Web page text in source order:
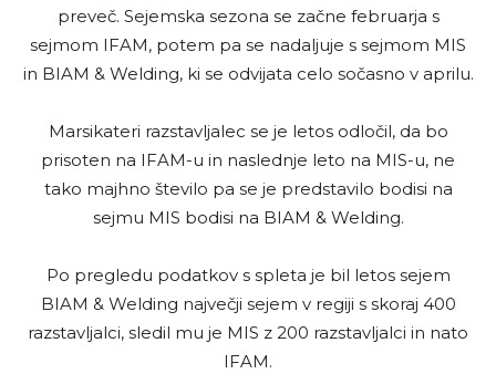
preveč. Sejemska sezona se začne februarja s
sejmom IFAM, potem pa se nadaljuje s sejmom MIS
in BIAM & Welding, ki se odvijata celo sočasno v aprilu.
Marsikateri razstavljalec se je letos odločil, da bo
prisoten na IFAM-u in naslednje leto na MIS-u, ne
tako majhno število pa se je predstavilo bodisi na
sejmu MIS bodisi na BIAM & Welding.
Po pregledu podatkov s spleta je bil letos sejem
BIAM & Welding največji sejem v regiji s skoraj 400
razstavljalci, sledil mu je MIS z 200 razstavljalci in nato
IFAM.